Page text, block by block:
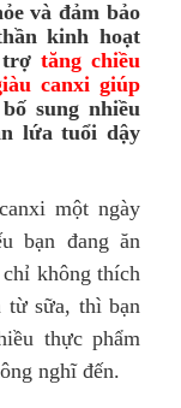
và đảm bảo
kinh hoạt
tăng chiều
canxi giúp
sung nhiều
lứa tuổi dậy
một ngày
bạn đang ăn
chỉ không thích
từ sữa, thì bạn
thực phẩm
nghĩ đến.